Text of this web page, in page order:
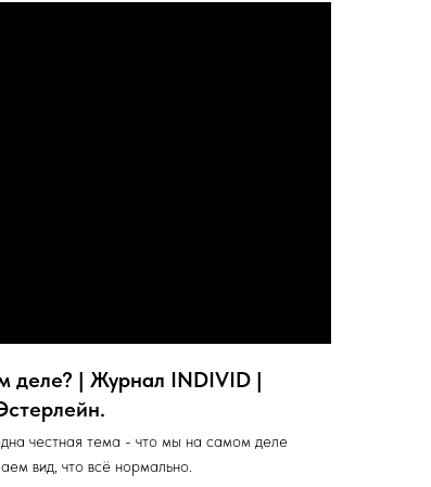
деле? | Журнал INDIVID |
честная тема - что мы на самом деле
вид, что всё нормально.